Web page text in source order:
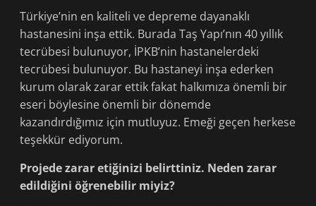
Türkiye’nin en kaliteli ve depreme dayanaklı
hastanesini inşa ettik. Burada Taş Yapı’nın 40 yıllık
tecrübesi bulunuyor, İPKB’nin hastanelerdeki
tecrübesi bulunuyor. Bu hastaneyi inşa ederken
kurum olarak zarar ettik fakat halkımıza önemli bir
eseri böylesine önemli bir dönemde
kazandırdığımız için mutluyuz. Emeği geçen herkese
teşekkür ediyorum.
Projede zarar etiğinizi belirttiniz. Neden zarar
edildiğini öğrenebilir miyiz?